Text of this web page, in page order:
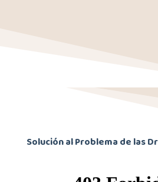
Solución al Problema de las